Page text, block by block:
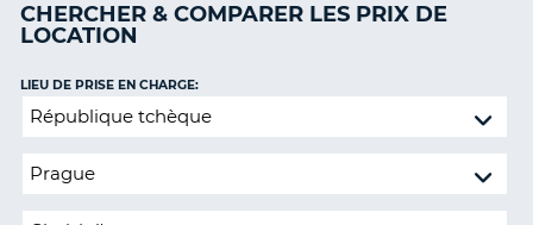
PARTENAIRES
CLIENT
MON
CHERCHER & COMPARER LES PRIX DE
LOCATION
Lieu
restitution
différent
LIEU DE PRISE EN CHARGE: